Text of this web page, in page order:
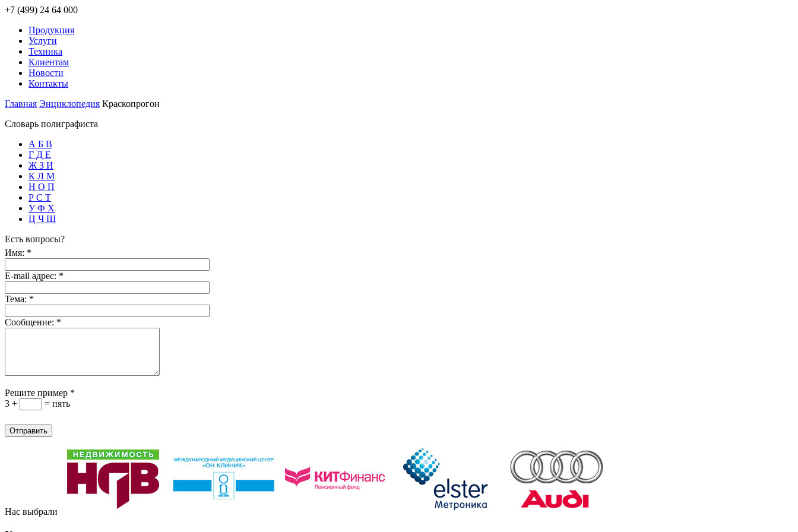
+7 (499) 24 64 000
Продукция
Услуги
Техника
Клиентам
Новости
Контакты
Главная Энциклопедия Краскопрогон
Словарь полиграфиста
А Б В
Г Д Е
Ж З И
К Л М
Н О П
Р С Т
У Ф Х
Ц Ч Ш
Есть вопросы?
Имя: *
E-mail адрес: *
Тема: *
Сообщение: *
Решите пример *
3 +
= пять
Нас выбрали